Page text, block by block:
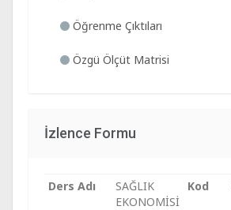
Öğrenme Çıktıları
Özgü Ölçüt Matrisi
İzlence Formu
Ders Adı
SAĞLIK
EKONOMİSİ
Kod